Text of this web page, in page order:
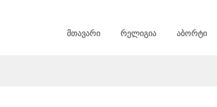
მთავარი რელიგია აბორტი